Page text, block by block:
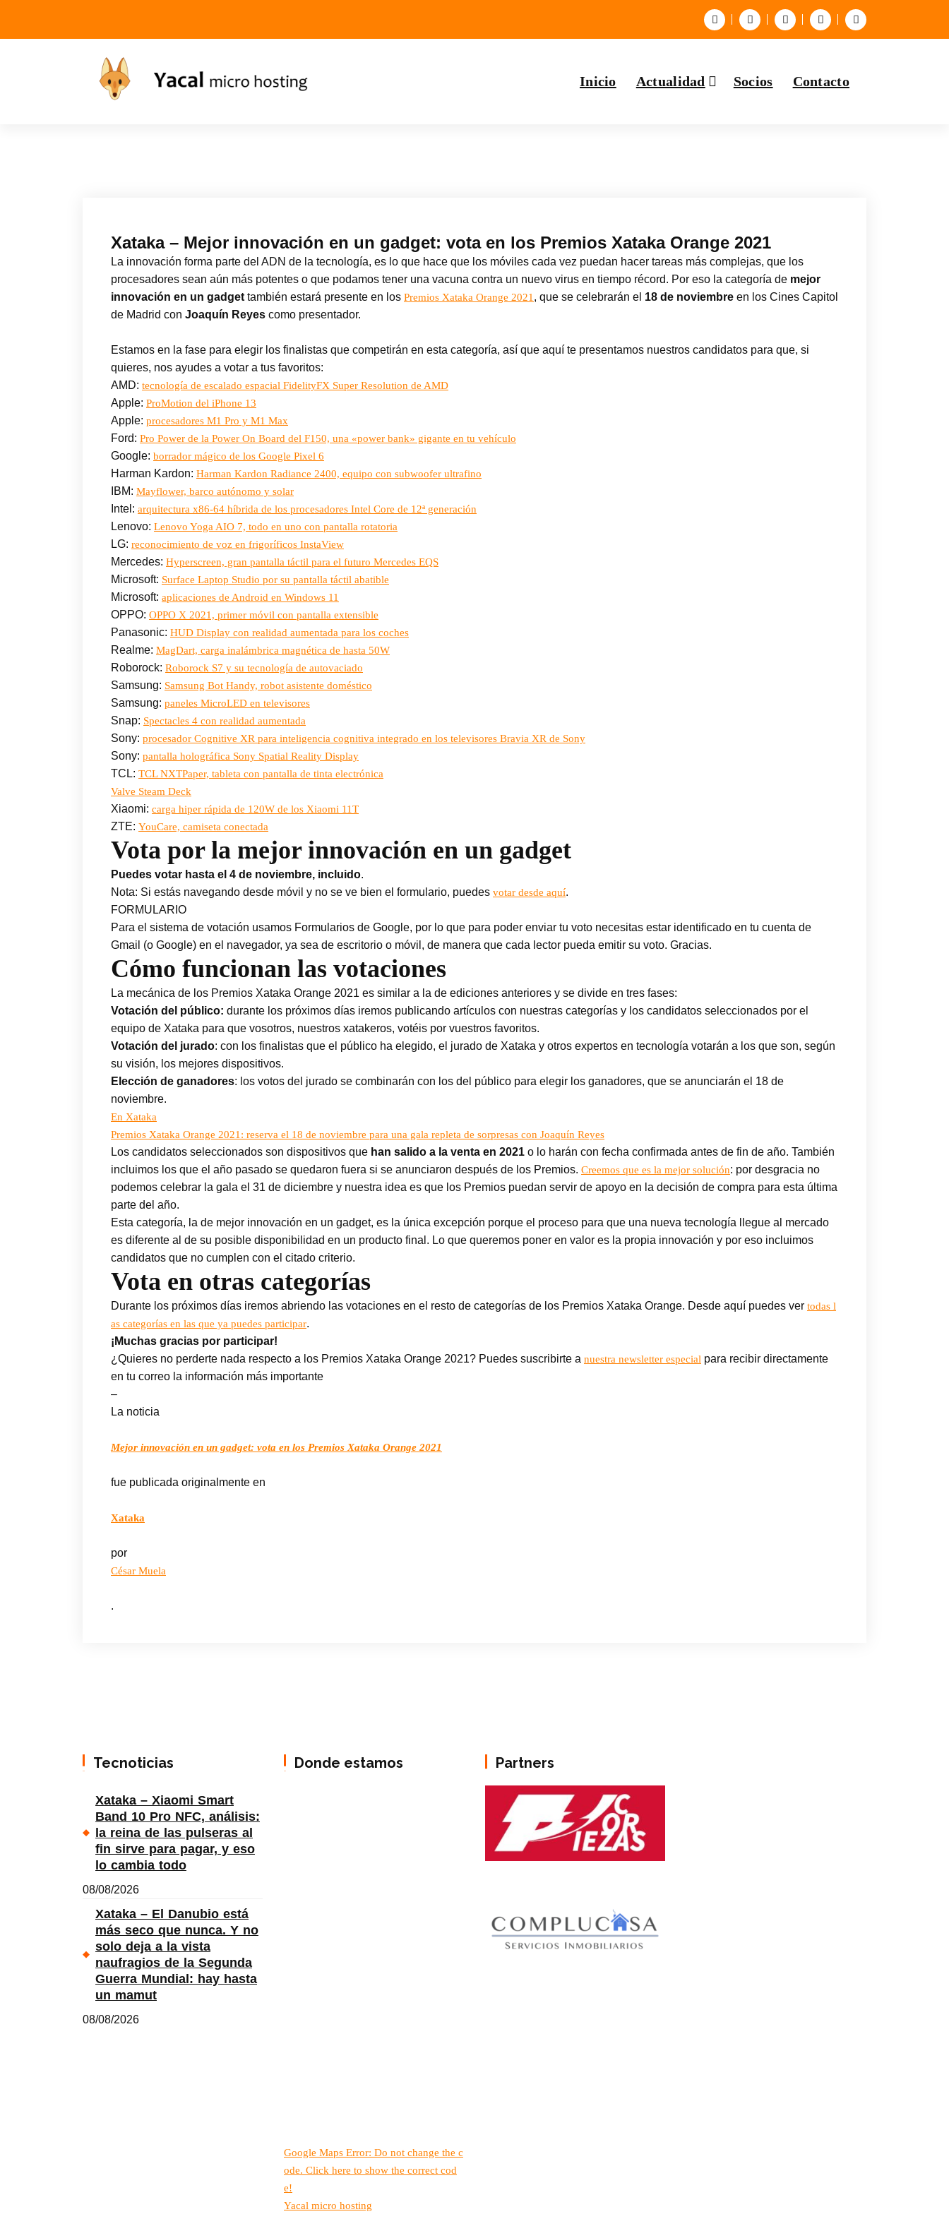
Inicio Actualidad Socios Contacto
Xataka – Mejor innovación en un gadget: vota en los Premios Xataka Orange 2021
La innovación forma parte del ADN de la tecnología, es lo que hace que los móviles cada vez puedan hacer tareas más complejas, que los
procesadores sean aún más potentes o que podamos tener una vacuna contra un nuevo virus en tiempo récord. Por eso la categoría de mejor
innovación en un gadget también estará presente en los Premios Xataka Orange 2021 , que se celebrarán el 18 de noviembre en los Cines Capitol
de Madrid con Joaquín Reyes como presentador.
Estamos en la fase para elegir los finalistas que competirán en esta categoría, así que aquí te presentamos nuestros candidatos para que, si
quieres, nos ayudes a votar a tus favoritos:
AMD: tecnología de escalado espacial FidelityFX Super Resolution de AMD
Apple: ProMotion del iPhone 13
Apple: procesadores M1 Pro y M1 Max
Ford: Pro Power de la Power On Board del F150, una «power bank» gigante en tu vehículo
Google: borrador mágico de los Google Pixel 6
Harman Kardon: Harman Kardon Radiance 2400, equipo con subwoofer ultrafino
IBM: Mayflower, barco autónomo y solar
Intel: arquitectura x86-64 híbrida de los procesadores Intel Core de 12ª generación
Lenovo: Lenovo Yoga AIO 7, todo en uno con pantalla rotatoria
LG: reconocimiento de voz en frigoríficos InstaView
Mercedes: Hyperscreen, gran pantalla táctil para el futuro Mercedes EQS
Microsoft: Surface Laptop Studio por su pantalla táctil abatible
Microsoft: aplicaciones de Android en Windows 11
OPPO: OPPO X 2021, primer móvil con pantalla extensible
Panasonic: HUD Display con realidad aumentada para los coches
Realme: MagDart, carga inalámbrica magnética de hasta 50W
Roborock: Roborock S7 y su tecnología de autovaciado
Samsung: Samsung Bot Handy, robot asistente doméstico
Samsung: paneles MicroLED en televisores
Snap: Spectacles 4 con realidad aumentada
Sony: procesador Cognitive XR para inteligencia cognitiva integrado en los televisores Bravia XR de Sony
Sony: pantalla holográfica Sony Spatial Reality Display
TCL: TCL NXTPaper, tableta con pantalla de tinta electrónica
Valve Steam Deck
Xiaomi: carga hiper rápida de 120W de los Xiaomi 11T
ZTE: YouCare, camiseta conectada
Vota por la mejor innovación en un gadget
Puedes votar hasta el 4 de noviembre, incluido.
Nota: Si estás navegando desde móvil y no se ve bien el formulario, puedes votar desde aquí.
FORMULARIO
Para el sistema de votación usamos Formularios de Google, por lo que para poder enviar tu voto necesitas estar identificado en tu cuenta de
Gmail (o Google) en el navegador, ya sea de escritorio o móvil, de manera que cada lector pueda emitir su voto. Gracias.
Cómo funcionan las votaciones
La mecánica de los Premios Xataka Orange 2021 es similar a la de ediciones anteriores y se divide en tres fases:
Votación del público: durante los próximos días iremos publicando artículos con nuestras categorías y los candidatos seleccionados por el
equipo de Xataka para que vosotros, nuestros xatakeros, votéis por vuestros favoritos.
Votación del jurado: con los finalistas que el público ha elegido, el jurado de Xataka y otros expertos en tecnología votarán a los que son, según
su visión, los mejores dispositivos.
Elección de ganadores: los votos del jurado se combinarán con los del público para elegir los ganadores, que se anunciarán el 18 de
noviembre.
En Xataka
Premios Xataka Orange 2021: reserva el 18 de noviembre para una gala repleta de sorpresas con Joaquín Reyes
Los candidatos seleccionados son dispositivos que han salido a la venta en 2021 o lo harán con fecha confirmada antes de fin de año. También
incluimos los que el año pasado se quedaron fuera si se anunciaron después de los Premios. Creemos que es la mejor solución: por desgracia no
podemos celebrar la gala el 31 de diciembre y nuestra idea es que los Premios puedan servir de apoyo en la decisión de compra para esta última
parte del año.
Esta categoría, la de mejor innovación en un gadget, es la única excepción porque el proceso para que una nueva tecnología llegue al mercado
es diferente al de su posible disponibilidad en un producto final. Lo que queremos poner en valor es la propia innovación y por eso incluimos
candidatos que no cumplen con el citado criterio.
Vota en otras categorías
Durante los próximos días iremos abriendo las votaciones en el resto de categorías de los Premios Xataka Orange. Desde aquí puedes ver todas l
as categorías en las que ya puedes participar.
¡Muchas gracias por participar!
¿Quieres no perderte nada respecto a los Premios Xataka Orange 2021? Puedes suscribirte a nuestra newsletter especial para recibir directamente
en tu correo la información más importante
–
La noticia
Mejor innovación en un gadget: vota en los Premios Xataka Orange 2021
fue publicada originalmente en
Xataka
por
César Muela
.
Tecnoticias
Xataka – Xiaomi Smart
Band 10 Pro NFC, análisis:
la reina de las pulseras al
fin sirve para pagar, y eso
lo cambia todo
08/08/2026
Xataka – El Danubio está
más seco que nunca. Y no
solo deja a la vista
naufragios de la Segunda
Guerra Mundial: hay hasta
un mamut
08/08/2026
Donde estamos
Google Maps Error: Do not change the c
ode. Click here to show the correct cod
e!
Yacal micro hosting
Partners